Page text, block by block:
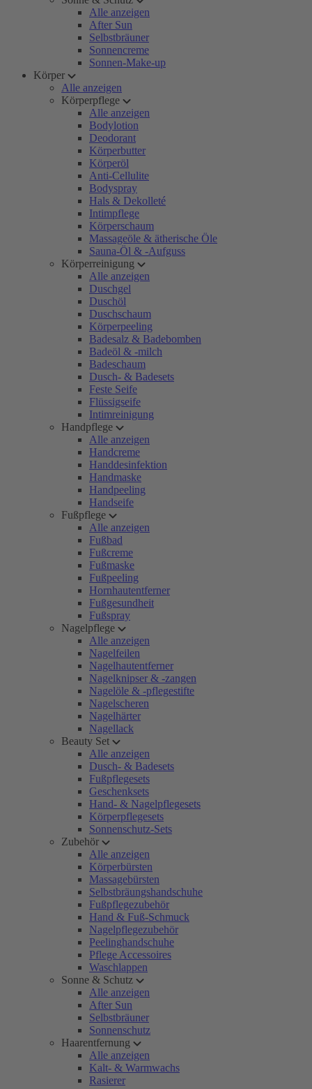
Alle anzeigen
After Sun
Selbstbräuner
Sonnencreme
Sonnen-Make-up
Körper
Alle anzeigen
Körperpflege
Alle anzeigen
Bodylotion
Deodorant
Körperbutter
Körperöl
Anti-Cellulite
Bodyspray
Hals & Dekolleté
Intimpflege
Körperschaum
Massageöle & ätherische Öle
Sauna-Öl & -Aufguss
Körperreinigung
Alle anzeigen
Duschgel
Duschöl
Duschschaum
Körperpeeling
Badesalz & Badebomben
Badeöl & -milch
Badeschaum
Dusch- & Badesets
Feste Seife
Flüssigseife
Intimreinigung
Handpflege
Alle anzeigen
Handcreme
Handdesinfektion
Handmaske
Handpeeling
Handseife
Fußpflege
Alle anzeigen
Fußbad
Fußcreme
Fußmaske
Fußpeeling
Hornhautentferner
Fußgesundheit
Fußspray
Nagelpflege
Alle anzeigen
Nagelfeilen
Nagelhautentferner
Nagelknipser & -zangen
Nagelöle & -pflegestifte
Nagelscheren
Nagelhärter
Nagellack
Beauty Set
Alle anzeigen
Dusch- & Badesets
Fußpflegesets
Geschenksets
Hand- & Nagelpflegesets
Körperpflegesets
Sonnenschutz-Sets
Zubehör
Alle anzeigen
Körperbürsten
Massagebürsten
Selbstbräungshandschuhe
Fußpflegezubehör
Hand & Fuß-Schmuck
Nagelpflegezubehör
Peelinghandschuhe
Pflege Accessoires
Waschlappen
Sonne & Schutz
Alle anzeigen
After Sun
Selbstbräuner
Sonnenschutz
Haarentfernung
Alle anzeigen
Kalt- & Warmwachs
Rasierer